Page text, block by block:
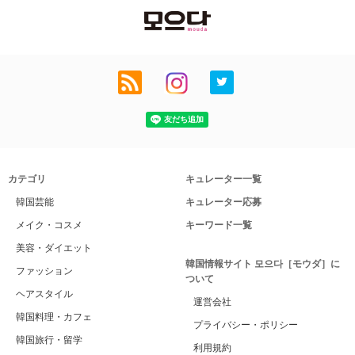
カテゴリ
韓国芸能
メイク・コスメ
美容・ダイエット
ファッション
ヘアスタイル
韓国料理・カフェ
韓国旅行・留学
キュレーター一覧
キュレーター応募
キーワード一覧
韓国情報サイト 모으다［モウダ］に
ついて
運営会社
プライバシー・ポリシー
利用規約